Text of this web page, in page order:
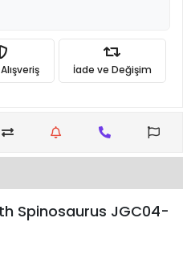
İade ve Değişim
Spinosaurus JGC04-